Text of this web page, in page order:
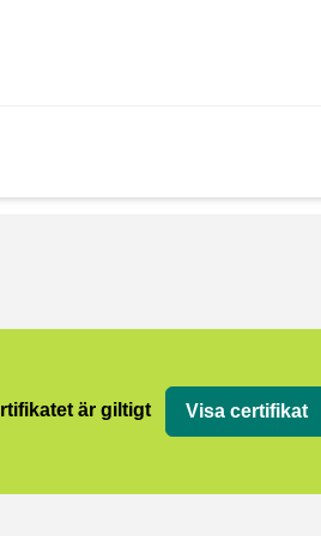
är giltigt Visa certifikat